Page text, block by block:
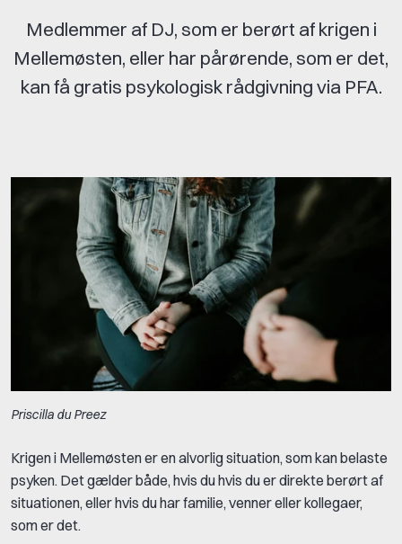
Medlemmer af DJ, som er berørt af krigen i
Mellemøsten, eller har pårørende, som er det,
kan få gratis psykologisk rådgivning via PFA.
Priscilla du Preez
Krigen i Mellemøsten er en alvorlig situation, som kan belaste
psyken. Det gælder både, hvis du hvis du er direkte berørt af
situationen, eller hvis du har familie, venner eller kollegaer,
som er det.